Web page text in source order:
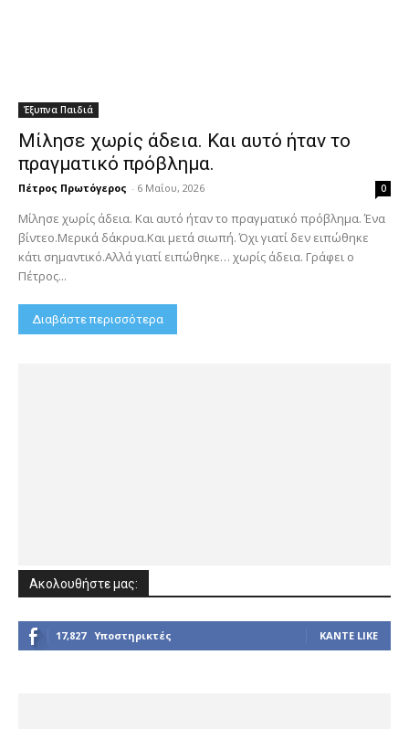
Έξυπνα Παιδιά
Μίλησε χωρίς άδεια. Και αυτό ήταν το
πραγματικό πρόβλημα.
Πέτρος Πρωτόγερος - 6 Μαΐου, 2026 0
Μίλησε χωρίς άδεια. Και αυτό ήταν το πραγματικό πρόβλημα. Ένα
βίντεο.Μερικά δάκρυα.Και μετά σιωπή. Όχι γιατί δεν ειπώθηκε
κάτι σημαντικό.Αλλά γιατί ειπώθηκε… χωρίς άδεια. Γράφει ο
Πέτρος...
Διαβάστε περισσότερα
Ακολουθήστε μας:
17,827 Υποστηρικτές ΚΆΝΤΕ LIKE